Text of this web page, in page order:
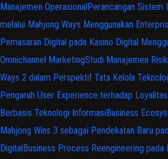
Manajemen OperasionalPerancangan Sistem
melalui Mahjong Ways Menggunakan
Pemasaran Digital pada Kasino Digital
Omnichannel MarketingStudi Manajemen
Ways 2 dalam Perspektif Tata Kelola
Pengaruh User Experience terhadap
Berbasis Teknologi InformasiBusiness
Mahjong Wins 3 sebagai Pendekatan Baru
DigitalBusiness Process Reengineering pada